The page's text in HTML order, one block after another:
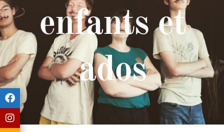
enfants et
ados